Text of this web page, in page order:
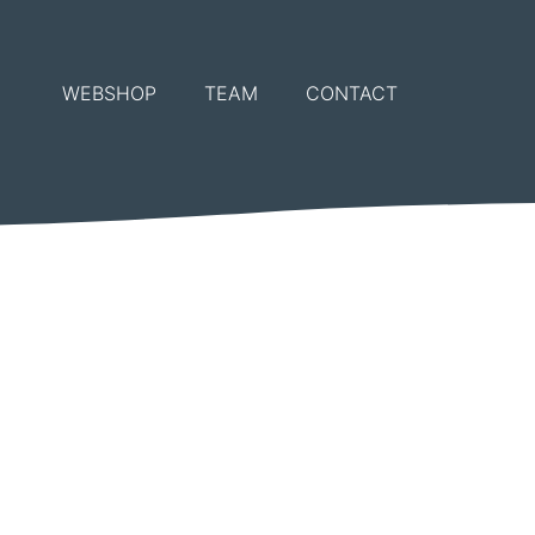
WEBSHOP TEAM CONTACT